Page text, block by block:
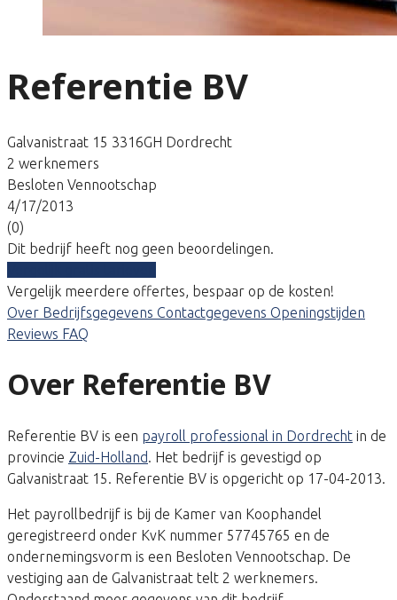
Referentie BV
Galvanistraat 15 3316GH Dordrecht
2 werknemers
Besloten Vennootschap
4/17/2013
(0)
Dit bedrijf heeft nog geen beoordelingen.
Vergelijk meerdere offertes, bespaar op de kosten!
Over Bedrijfsgegevens Contactgegevens Openingstijden
Reviews FAQ
Over Referentie BV
Referentie BV is een payroll professional in Dordrecht in de
provincie Zuid-Holland. Het bedrijf is gevestigd op
Galvanistraat 15. Referentie BV is opgericht op 17-04-2013.
Het payrollbedrijf is bij de Kamer van Koophandel
geregistreerd onder KvK nummer 57745765 en de
ondernemingsvorm is een Besloten Vennootschap. De
vestiging aan de Galvanistraat telt 2 werknemers.